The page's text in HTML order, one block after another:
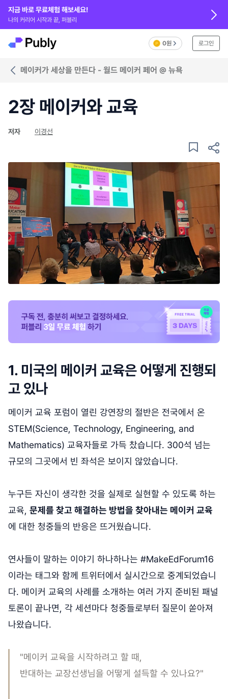
지금 바로 무료체험 해보세요!
나의 커리어 시작과 끝, 퍼블리
0원 로그인
메이커가 세상을 만든다 - 월드 메이커 페어 @ 뉴욕
2장 메이커와 교육
저자 이경선
1. 미국의 메이커 교육은 어떻게 진행되
고 있나
메이커 교육 포럼이 열린 강연장의 절반은 전국에서 온
STEM(Science, Technology, Engineering, and
Mathematics) 교육자들로 가득 찼습니다. 300석 넘는
규모의 그곳에서 빈 좌석은 보이지 않았습니다.
누구든 자신이 생각한 것을 실제로 실현할 수 있도록 하는
교육, 문제를 찾고 해결하는 방법을 찾아내는 메이커 교육
에 대한 청중들의 반응은 뜨거웠습니다.
연사들이 말하는 이야기 하나하나는 #MakeEdForum16
이라는 태그와 함께 트위터에서 실시간으로 중계되었습니
다. 메이커 교육의 사례를 소개하는 여러 가지 준비된 패널
토론이 끝나면, 각 세션마다 청중들로부터 질문이 쏟아져
나왔습니다.
"메이커 교육을 시작하려고 할 때,
반대하는 교장선생님을 어떻게 설득할 수 있나요?"